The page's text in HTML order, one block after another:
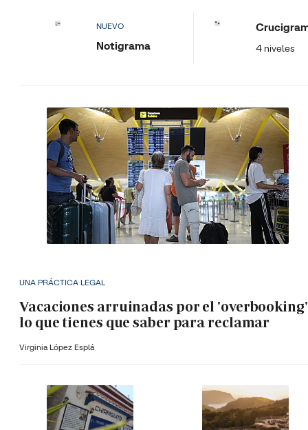
NUEVO
Notigrama 4 niveles
UNA PRÁCTICA LEGAL
Vacaciones arruinadas por el
lo que tienes que saber para reclamar
Virginia López Esplá